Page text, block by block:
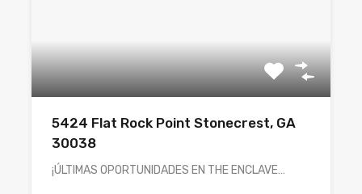
5424 Flat Rock Point Stonecrest, GA
30038
¡ÚLTIMAS OPORTUNIDADES EN THE ENCLAVE…